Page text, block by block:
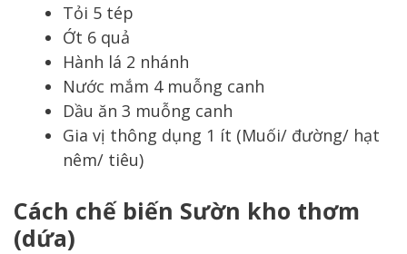
Tỏi 5 tép
Ớt 6 quả
Hành lá 2 nhánh
Nước mắm 4 muỗng canh
Dầu ăn 3 muỗng canh
Gia vị thông dụng 1 ít (Muối/ đường/ hạt
nêm/ tiêu)
Cách chế biến Sườn kho thơm
(dứa)